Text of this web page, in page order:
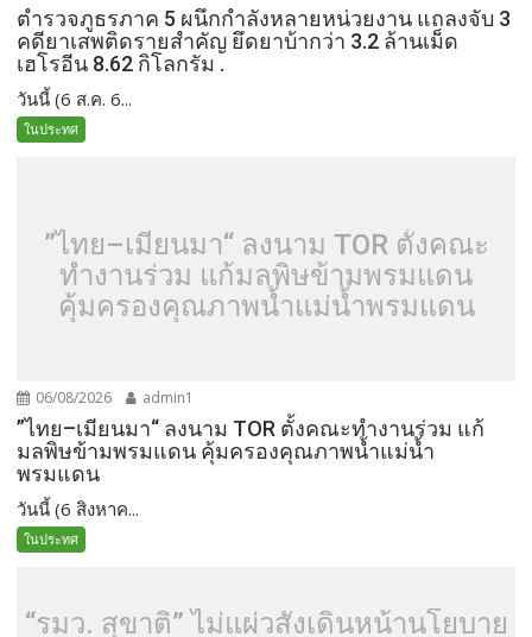
ตำรวจภูธรภาค 5 ผนึกกำลังหลายหน่วยงาน แถลงจับ 3
คดียาเสพติดรายสำคัญ ยึดยาบ้ากว่า 3.2 ล้านเม็ด
เฮโรอีน 8.62 กิโลกรัม .
วันนี้ (6 ส.ค. 6...
ในประทศ
”ไทย–เมียนมา“ ลงนาม TOR ตั้งคณะ
ทำงานร่วม แก้มลพิษข้ามพรมแดน
คุ้มครองคุณภาพน้ำแม่น้ำพรมแดน
06/08/2026 admin1
”ไทย–เมียนมา“ ลงนาม TOR ตั้งคณะทำงานร่วม แก้
มลพิษข้ามพรมแดน คุ้มครองคุณภาพน้ำแม่น้ำ
พรมแดน
วันนี้ (6 สิงหาค...
ในประทศ
“รมว. สุขาติ” ไม่แผ่วสั่งเดินหน้านโยบาย